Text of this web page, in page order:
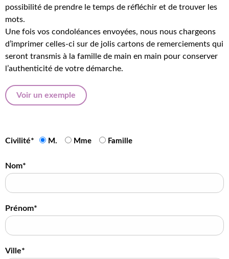
possibilité de prendre le temps de réfléchir et de trouver les
mots.
Une fois vos condoléances envoyées, nous nous chargeons
d’imprimer celles-ci sur de jolis cartons de remerciements qui
seront transmis à la famille de main en main pour conserver
l’authenticité de votre démarche.
Voir un exemple
Civilité* M. Mme Famille
Nom*
Prénom*
Ville*